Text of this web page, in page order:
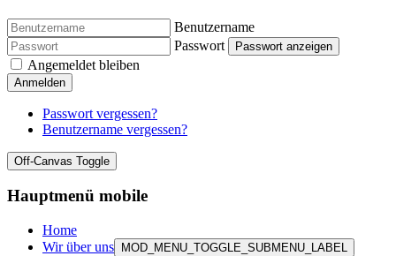
Benutzername
Passwort
Passwort anzeigen
Angemeldet bleiben
Anmelden
Passwort vergessen?
Benutzername vergessen?
Off-Canvas Toggle
Hauptmenü mobile
Home
Wir über uns
MOD_MENU_TOGGLE_SUBMENU_LABEL